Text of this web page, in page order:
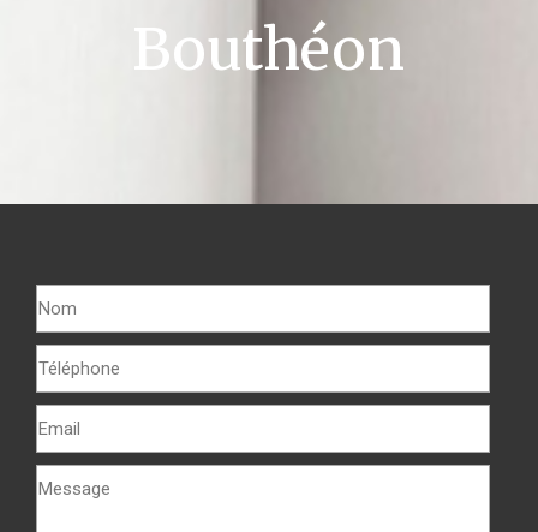
Bouthéon